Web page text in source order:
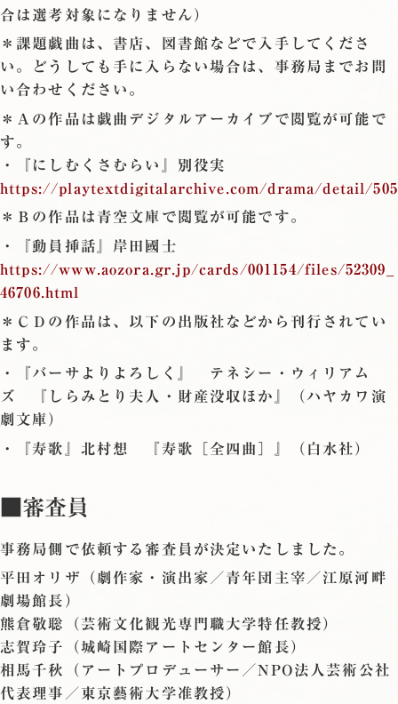
合は選考対象になりません）
＊課題戯曲は、書店、図書館などで入手してくださ
い。どうしても手に入らない場合は、事務局までお問
い合わせください。
＊Ａの作品は戯曲デジタルアーカイブで閲覧が可能で
す。
・『にしむくさむらい』別役実
https://playtextdigitalarchive.com/drama/detail/505
＊Ｂの作品は青空文庫で閲覧が可能です。
・『動員挿話』岸田國士
https://www.aozora.gr.jp/cards/001154/files/52309_
46706.html
＊ＣＤの作品は、以下の出版社などから刊行されてい
ます。
・『バーサよりよろしく』 テネシー・ウィリアム
ズ 『しらみとり夫人・財産没収ほか』（ハヤカワ演
劇文庫）
・『寿歌』北村想 『寿歌［全四曲］』（白水社）
■審査員
事務局側で依頼する審査員が決定いたしました。
平田オリザ （劇作家・演出家／青年団主宰／江原河畔
劇場館長）
熊倉敬聡
（芸術文化観光専門職大学特任教授）
志賀玲子
（城崎国際アートセンター館長）
相馬千秋
（アートプロデューサー／NPO法人芸術公社
代表理事／東京藝術大学准教授）